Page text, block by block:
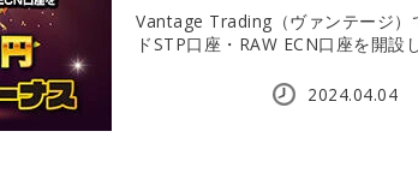
Vantage Trading（ヴァンテージ）
ドSTP口座・RAW ECN口座を開設
2024.04.04